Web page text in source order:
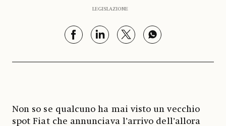
LEGISLAZIONE
Non so se qualcuno ha mai visto un vecchio
spot Fiat che annunciava l’arrivo dell’allora